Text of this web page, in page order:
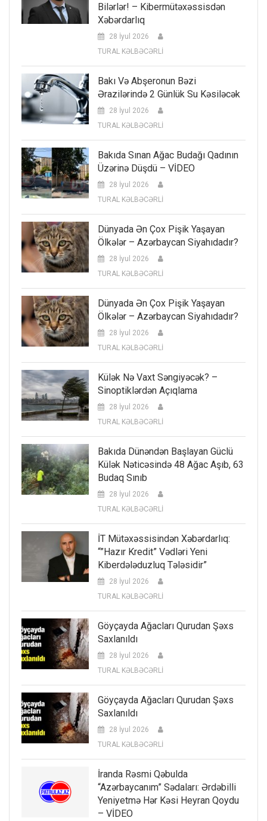
Bilərlər! – Kibermütəxəssisdən
Xəbərdarlıq
28 İyul 2026
TURAL KƏLBƏCƏRLİ
Bakı Və Abşeronun Bəzi
Ərazilərində 2 Günlük Su Kəsiləcək
28 İyul 2026
TURAL KƏLBƏCƏRLİ
Bakıda Sınan Ağac Budağı Qadının
Üzərinə Düşdü – VİDEO
28 İyul 2026
TURAL KƏLBƏCƏRLİ
Dünyada Ən Çox Pişik Yaşayan
Ölkələr – Azərbaycan Siyahıdadır?
28 İyul 2026
TURAL KƏLBƏCƏRLİ
Dünyada Ən Çox Pişik Yaşayan
Ölkələr – Azərbaycan Siyahıdadır?
28 İyul 2026
TURAL KƏLBƏCƏRLİ
Külək Nə Vaxt Səngiyəcək? –
Sinoptiklərdən Açıqlama
28 İyul 2026
TURAL KƏLBƏCƏRLİ
Bakıda Dünəndən Başlayan Güclü
Külək Nəticəsində 48 Ağac Aşıb, 63
Budaq Sınıb
28 İyul 2026
TURAL KƏLBƏCƏRLİ
İT Mütəxəssisindən Xəbərdarlıq:
“”Hazır Kredit” Vədləri Yeni
Kiberdələduzluq Tələsidir”
28 İyul 2026
TURAL KƏLBƏCƏRLİ
Göyçayda Ağacları Qurudan Şəxs
Saxlanıldı
28 İyul 2026
TURAL KƏLBƏCƏRLİ
Göyçayda Ağacları Qurudan Şəxs
Saxlanıldı
28 İyul 2026
TURAL KƏLBƏCƏRLİ
İranda Rəsmi Qəbulda
“Azərbaycanım” Sədaları: Ərdəbilli
Yeniyetmə Hər Kəsi Heyran Qoydu
– VİDEO